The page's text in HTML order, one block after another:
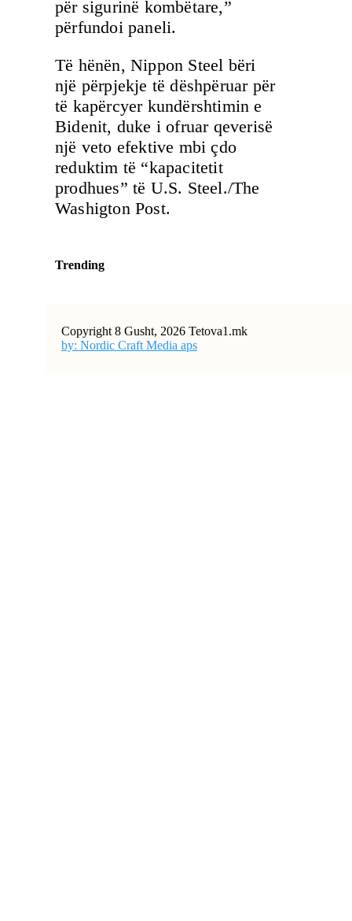
për sigurinë kombëtare,”
përfundoi paneli.
Të hënën, Nippon Steel bëri
një përpjekje të dëshpëruar për
të kapërcyer kundërshtimin e
Bidenit, duke i ofruar qeverisë
një veto efektive mbi çdo
reduktim të “kapacitetit
prodhues” të U.S. Steel./The
Washigton Post.
Trending
Copyright 8 Gusht, 2026 Tetova1.mk
by: Nordic Craft Media aps